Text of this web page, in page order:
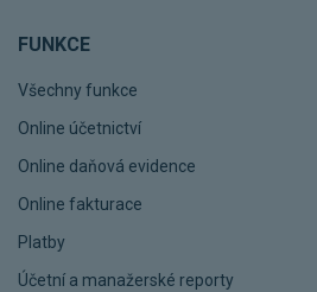
FUNKCE
Všechny funkce
Online účetnictví
Online daňová evidence
Online fakturace
Platby
Účetní a manažerské reporty